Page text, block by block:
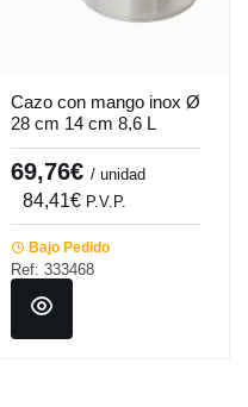
Cazo con mango inox Ø
28 cm 14 cm 8,6 L
Qualiplus Pro.cooker
69,76€ / unidad
84,41€ P.V.P.
Bajo Pedido
Ref: 333468